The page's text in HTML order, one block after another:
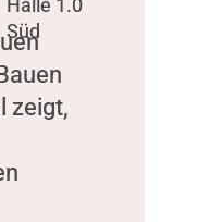
zeigt,
Halle 1.0
Süd